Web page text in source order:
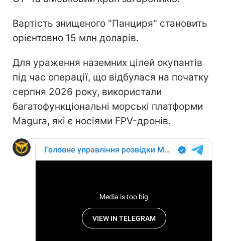
Вартість знищеного "Панциря" становить
орієнтовно 15 млн доларів.
Для ураження наземних цілей окупантів
під час операції, що відбулася на початку
серпня 2026 року, використали
багатофункціональні морські платформи
Magura, які є носіями FPV-дронів.